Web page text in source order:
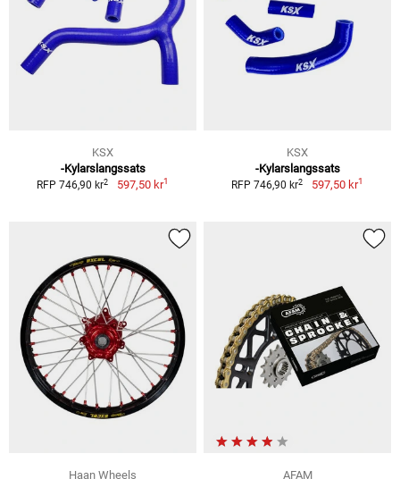
KSX
-Kylarslangssats
RFP 746,90 kr2 597,50 kr1
KSX
-Kylarslangssats
RFP 746,90 kr2 597,50 kr1
Haan Wheels
AFAM